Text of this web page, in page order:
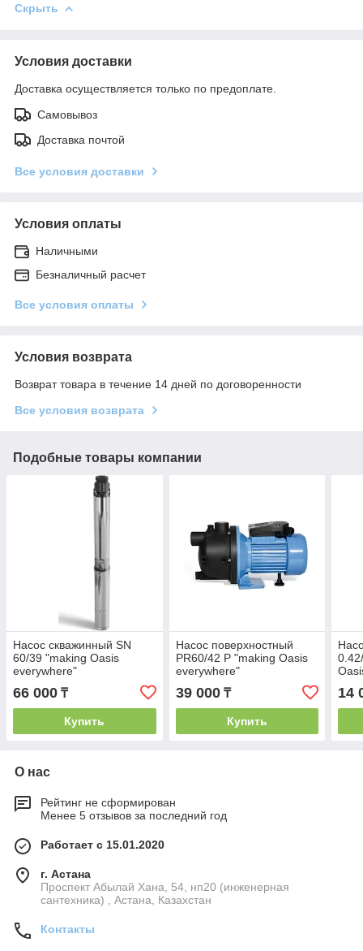
Скрыть
Условия доставки
Доставка осуществляется только по предоплате.
Самовывоз
Доставка почтой
Все условия доставки
Условия оплаты
Наличными
Безналичный расчет
Все условия оплаты
Условия возврата
Возврат товара в течение 14 дней по договоренности
Все условия возврата
Подобные товары компании
Насос скважинный SN
60/39 "making Оasis
everywhere"
66 000 ₸
Купить
Насос поверхностный
PR60/42 Р "making Oasis
everywhere"
39 000₸
Купить
14
О нас
Рейтинг не сформирован
Менее 5 отзывов за последний год
Работает с 15.01.2020
г. Астана
Проспект Абылай Хана, 54, нп20 (инженерная
сантехника) , Астана, Казахстан
Контакты